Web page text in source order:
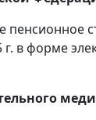
пенсионное
в форме